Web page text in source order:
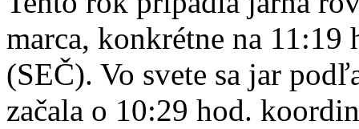
marca, konkrétne na 11:19
(SEČ). Vo svete sa jar
začala o 10:29 hod.